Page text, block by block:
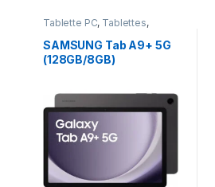
Tablette PC, Tablettes,
Téléphones & Tablettes
SAMSUNG Tab A9+ 5G
(128GB/8GB)